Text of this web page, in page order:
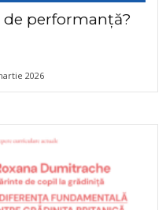
de performanță?
2026